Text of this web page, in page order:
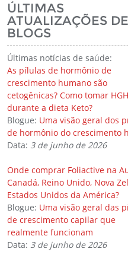
ÚLTIMAS
ATUALIZAÇÕES DE
BLOGS
Últimas notícias de saúde:
As pílulas de hormônio de
crescimento humano são
cetogênicas? Como tomar HGH
durante a dieta Keto?
Blogue: Uma visão geral dos
de hormônio do crescimento
Data: 3 de junho de 2026
Onde comprar Foliactive na
Canadá, Reino Unido, Nova
Estados Unidos da América?
Blogue: Uma visão geral das
de crescimento capilar que
realmente funcionam
Data: 3 de junho de 2026